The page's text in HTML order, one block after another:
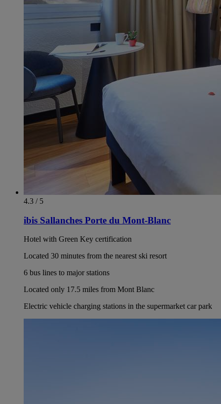
4.3 / 5
ibis Sallanches Porte du Mont-Blanc
Hotel with Green Key certification
Located 30 minutes from the nearest ski resort
6 bus lines to major stations
Located only 17.5 miles from Mont Blanc
Electric vehicle charging stations in the supermarket car park